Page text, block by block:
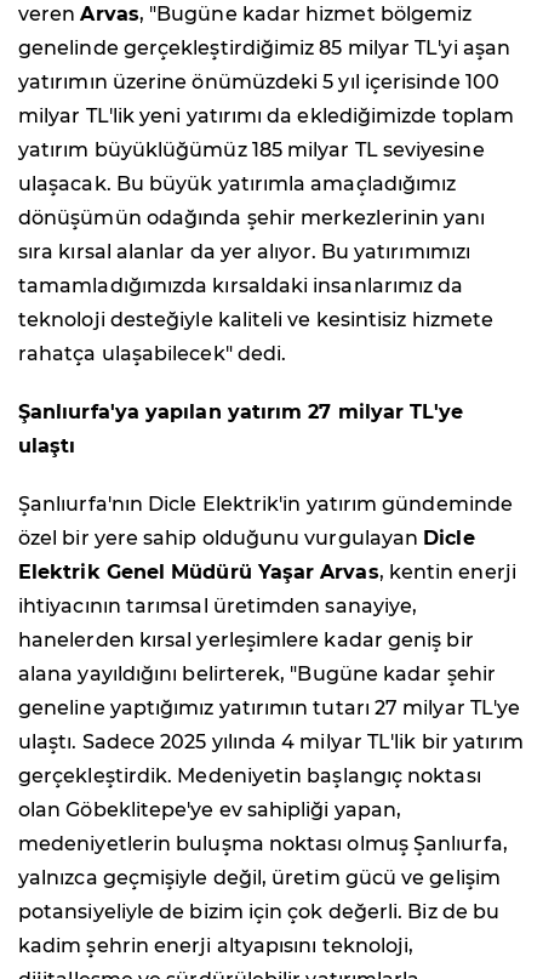
verenArvas, "Bugüne kadar hizmet bölgemiz
genelinde gerçekleştirdiğimiz 85 milyar TL'yi aşan
yatırımın üzerine önümüzdeki 5 yıl içerisinde 100
milyar TL'lik yeni yatırımı da eklediğimizde toplam
yatırım büyüklüğümüz 185 milyar TL seviyesine
ulaşacak. Bu büyük yatırımla amaçladığımız
dönüşümün odağında şehir merkezlerinin yanı
sıra kırsal alanlar da yer alıyor. Bu yatırımımızı
tamamladığımızda kırsaldaki insanlarımız da
teknoloji desteğiyle kaliteli ve kesintisiz hizmete
rahatça ulaşabilecek" dedi.
Şanlıurfa'ya yapılan yatırım 27 milyar TL'ye
ulaştı
Şanlıurfa'nın Dicle Elektrik'in yatırım gündeminde
özel bir yere sahip olduğunu vurgulayan Dicle
Elektrik Genel Müdürü Yaşar Arvas, kentin enerji
ihtiyacının tarımsal üretimden sanayiye,
hanelerden kırsal yerleşimlere kadar geniş bir
alana yayıldığını belirterek, "Bugüne kadar şehir
geneline yaptığımız yatırımın tutarı 27 milyar TL'ye
ulaştı. Sadece 2025 yılında 4 milyar TL'lik bir yatırım
gerçekleştirdik. Medeniyetin başlangıç noktası
olan Göbeklitepe'ye ev sahipliği yapan,
medeniyetlerin buluşma noktası olmuş Şanlıurfa,
yalnızca geçmişiyle değil, üretim gücü ve gelişim
potansiyeliyle de bizim için çok değerli. Biz de bu
kadim şehrin enerji altyapısını teknoloji,